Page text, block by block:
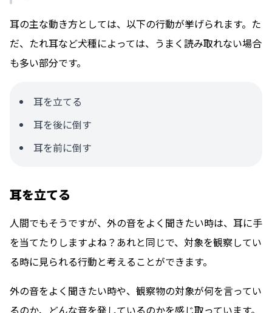
耳の主な動き方としては、以下の行動が挙げられます。た
だ、たれ耳など犬種によっては、うまく読み取れない場合
も多い部分です。
耳を立てる
耳を後に倒す
耳を前に倒す
耳を立てる
人間でもそうですが、外の音をよく聞きたい時は、耳に手
を当てたりしますよね？あれと同じで、 対象を観察してい
る時に見られる行動と考えることができます。
外の音をよく聞きたい時や、観察物の対象が何を言ってい
るのか、どんな音を発しているのかを感じ取っています。